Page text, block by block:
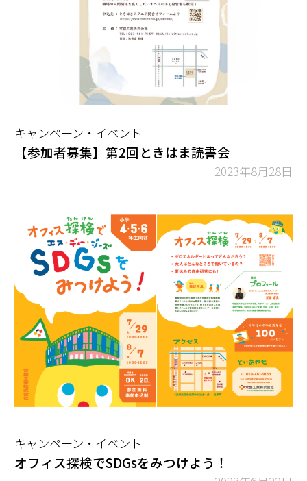
キャンペーン・イベント
【参加者募集】第2回ときはま読書会
2023年8月28日
キャンペーン・イベント
オフィス探検でSDGsをみつけよう！